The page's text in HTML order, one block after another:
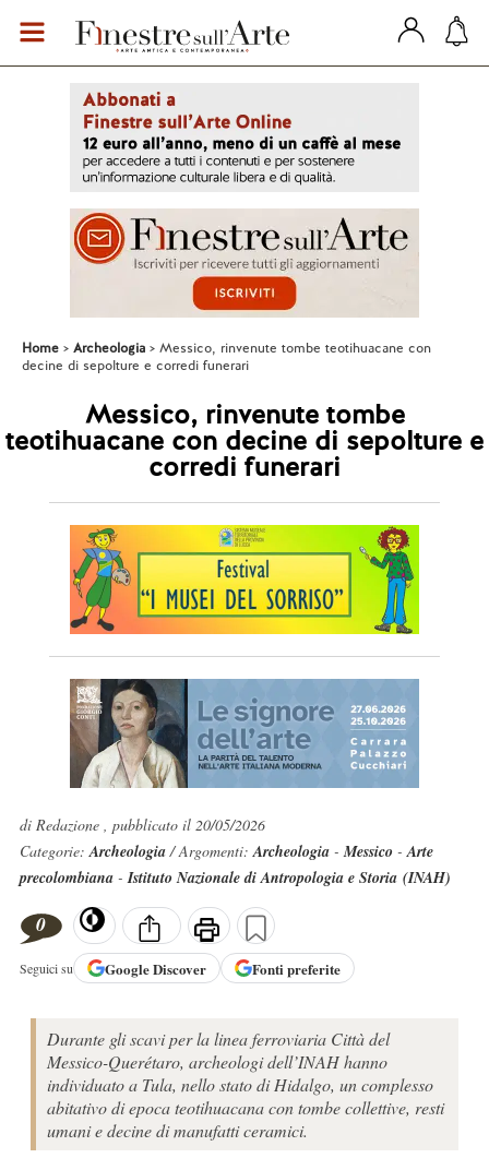
Home Archeologia
Messico, rinvenute tombe teotihuacane con
decine di sepolture e corredi funerari
Messico, rinvenute tombe
teotihuacane con decine di sepolture e
corredi funerari
di Redazione , pubblicato il 20/05/2026
Categorie:Archeologia/ Argomenti:Archeologia-Messico -Arte
precolombiana-Istituto Nazionale di Antropologia e Storia (INAH)
0
Seguici su GoogleDiscover Fonti preferite
Durante gli scavi per la linea ferroviaria Città del
Messico-Querétaro, archeologi dell’INAH hanno
individuato a Tula, nello stato di Hidalgo, un complesso
abitativo di epoca teotihuacana con tombe collettive, resti
umani e decine di manufatti ceramici.